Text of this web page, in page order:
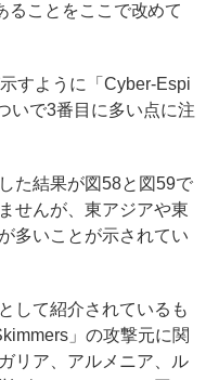
ることをここで改めて
すように「Cyber-Espi
いで3番目に多い点に注
た結果が図58と図59で
せんが、東アジアや東
多いことが示されてい
して紹介されているも
」の攻撃元に関
リア、アルメニア、ル